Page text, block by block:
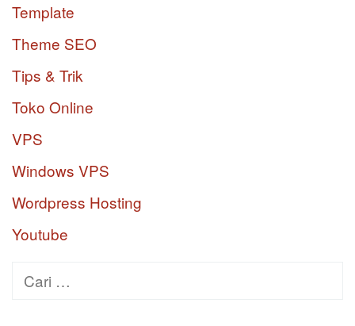
Template
Theme SEO
Tips & Trik
Toko Online
VPS
Windows VPS
Wordpress Hosting
Youtube
Cari